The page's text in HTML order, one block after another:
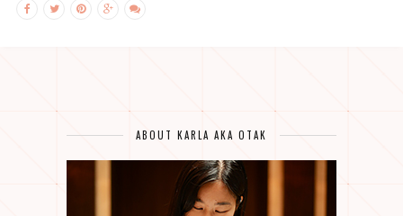
ABOUT KARLA AKA OTAK